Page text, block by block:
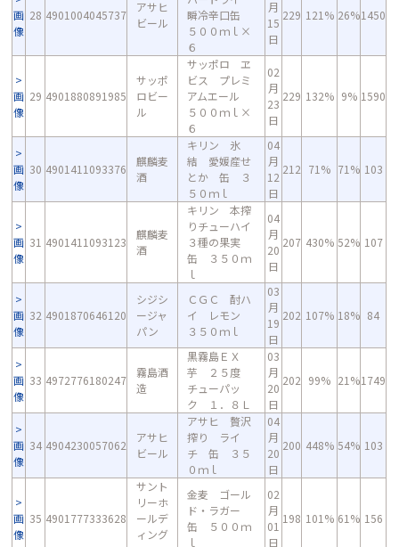
画
像
28 4901004045737
アサヒ
ビール
瞬冷辛口缶
５００ｍｌ×
６
月
15
日
229 121% 26%1450
画
像
29 4901880891985
サッポ
ロビー
ル
サッポロ ヱ
ビス プレミ
アムエール
５００ｍｌ×
６
02
月
23
日
229 132% 9% 1590
画
像
30 4901411093376
麒麟麦
酒
キリン 氷
結 愛媛産せ
とか 缶 ３
５０ｍｌ
04
月
12
日
212 71% 71% 103
画
像
31 4901411093123
麒麟麦
酒
キリン 本搾
りチューハイ
３種の果実
缶 ３５０ｍ
ｌ
04
月
20
日
207 430% 52% 107
画
像
32 4901870646120
シジシ
ージャ
パン
ＣＧＣ 酎ハ
イ レモン
３５０ｍｌ
03
月
19
日
202 107% 18% 84
画
像
33 4972776180247
霧島酒
造
黒霧島ＥＸ
芋 ２５度
チューパッ
ク １．８Ｌ
03
月
20
日
202 99% 21%1749
画
像
34 4904230057062
アサヒ
ビール
アサヒ 贅沢
搾り ライ
チ 缶 ３５
０ｍｌ
04
月
20
日
200 448% 54% 103
画
像
35 4901777333628
サント
リーホ
ールデ
ィング
金麦 ゴール
ド・ラガー
缶 ５００ｍ
ｌ
02
月
01
日
198 101% 61% 156